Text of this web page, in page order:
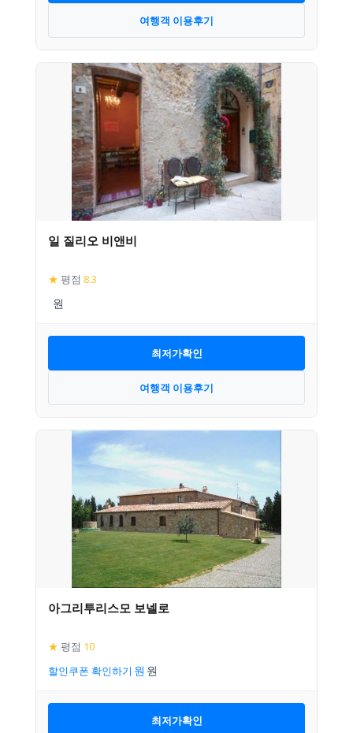
여행객 이용후기
일 질리오 비앤비
★ 평점 8.3
최저가확인
여행객 이용후기
아그리투리스모 보넬로
★ 평점 10
할인쿠폰 확인하기
최저가확인